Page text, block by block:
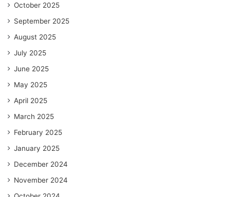
October 2025
September 2025
August 2025
July 2025
June 2025
May 2025
April 2025
March 2025
February 2025
January 2025
December 2024
November 2024